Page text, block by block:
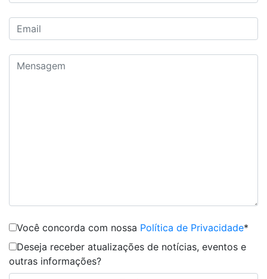
Você concorda com nossa Política de Privacidade*
Deseja receber atualizações de notícias, eventos e
outras informações?